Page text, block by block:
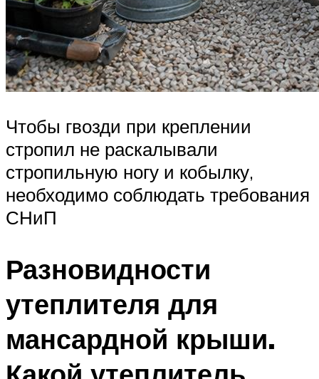
Чтобы гвозди при креплении
стропил не раскалывали
стропильную ногу и кобылку,
необходимо соблюдать требования
СНиП
Разновидности
утеплителя для
мансардной крыши.